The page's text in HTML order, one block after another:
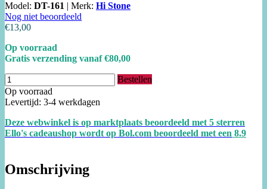
Model: DT-161 | Merk: Hi Stone
Nog niet beoordeeld
€13,00
Op voorraad
Gratis verzending vanaf €80,00
Bestellen
Op voorraad
Levertijd: 3-4 werkdagen
Deze webwinkel is op marktplaats beoordeeld met 5 sterren
Ello's cadeaushop wordt op Bol.com beoordeeld met een 8.9
Omschrijving